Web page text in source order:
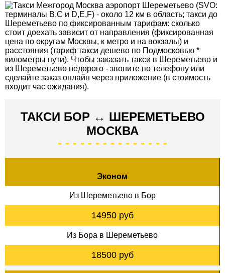
аэропорт Шереметьево (SVO:
терминалы B,C и D,E,F) - около 12 км в область; такси до
Шереметьево по фиксированным тарифам: сколько
стоит доехать зависит от направления (фиксированная
цена по округам Москвы, к метро и на вокзалы) и
расстояния (тариф такси дешево по Подмосковью *
километры пути). Чтобы заказать такси в Шереметьево и
из Шереметьево недорого - звоните по телефону или
сделайте заказ онлайн через приложение (в стоимость
входит час ожидания).
ТАКСИ БОР ↔ ШЕРЕМЕТЬЕВО
МОСКВА
Эконом
Из Шереметьево в Бор
14950 руб
Из Бора в Шереметьево
18500 руб